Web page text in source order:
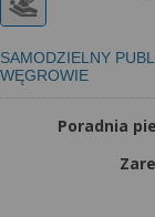
SAMODZIELNY
WĘGROWIE
Poradnia